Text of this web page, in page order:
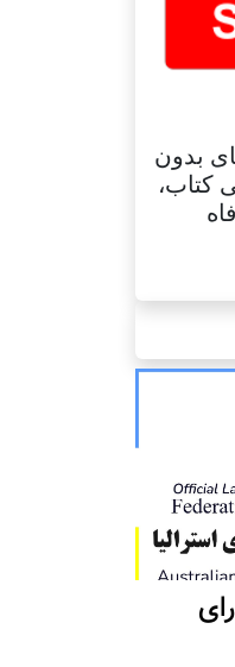
بدون
کتاب،